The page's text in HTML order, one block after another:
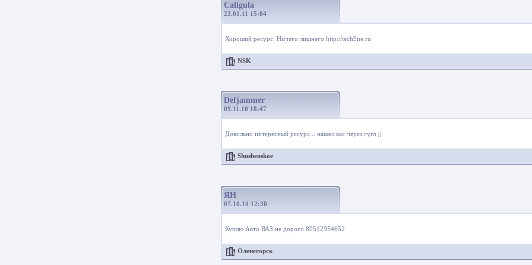
Caligula
22.01.11 15:04
Хороший ресурс. Ничего лишнего http://tech9ne.ru
NSK
Defjammer
09.11.10 18:47
Довольно интересный ресурс... нашел вас через гугл ;)
Shushenskoe
ЯН
07.10.10 12:30
Куплю Авто ВАЗ не дорого 89512954652
Оленегорск